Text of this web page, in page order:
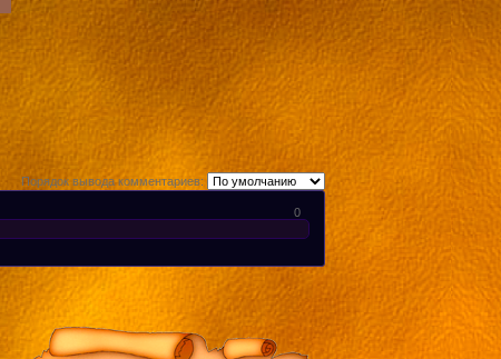
Порядок вывода комментариев:
0